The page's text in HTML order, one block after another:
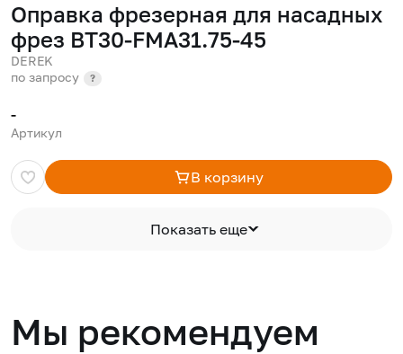
Оправка фрезерная для насадных
фрез BT30-FMA31.75-45
DEREK
по запросу
?
-
Артикул
В корзину
Показать еще
Мы рекомендуем